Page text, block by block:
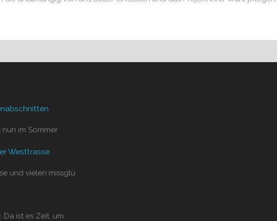
im Sommer
Westtrasse
und vielen missglü
ist es Zeit, um